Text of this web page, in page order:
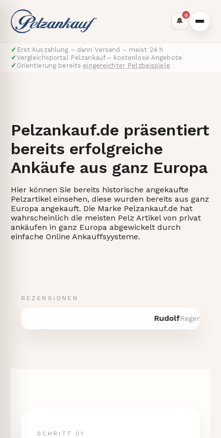
🔔
0
✓ Erst Auszahlung – dann Versand – meist 24 h
✓ Vergleichsportal Pelzankauf – kostenlose Angebote
✓ Orientierung bereits eingereichter Pelzbeispiele
Pelzankauf.de präsentiert
bereits erfolgreiche
Ankäufe aus ganz Europa
Hier können Sie bereits historische angekaufte
Pelzartikel einsehen, diese wurden bereits aus ganz
Europa angekauft. Die Marke Pelzankauf.de hat
wahrscheinlich die meisten Pelz Artikel von privat
ankäufen in ganz Europa abgewickelt durch
einfache Online Ankauffsyysteme.
REZENSIONEN
RudolfRegensburg
SCHRITT 01